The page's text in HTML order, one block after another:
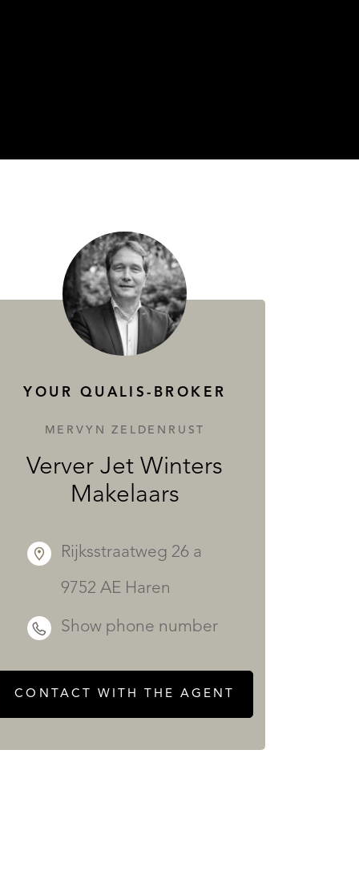
YOUR QUALIS-BROKER
MERVYN ZELDENRUST
Verver Jet Winters
Makelaars
Rijksstraatweg 26 a
9752 AE Haren
Show phone number
CONTACT WITH THE AGENT